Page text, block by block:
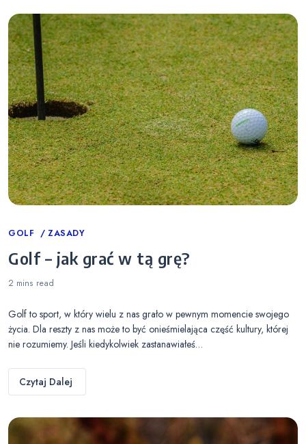
Categories
GOLF ZASADY
Golf – jak grać w tą grę?
2 mins read
Golf to sport, w który wielu z nas grało w pewnym momencie swojego
życia. Dla reszty z nas może to być onieśmielająca część kultury, której
nie rozumiemy. Jeśli kiedykolwiek zastanawiałeś…
Czytaj Dalej